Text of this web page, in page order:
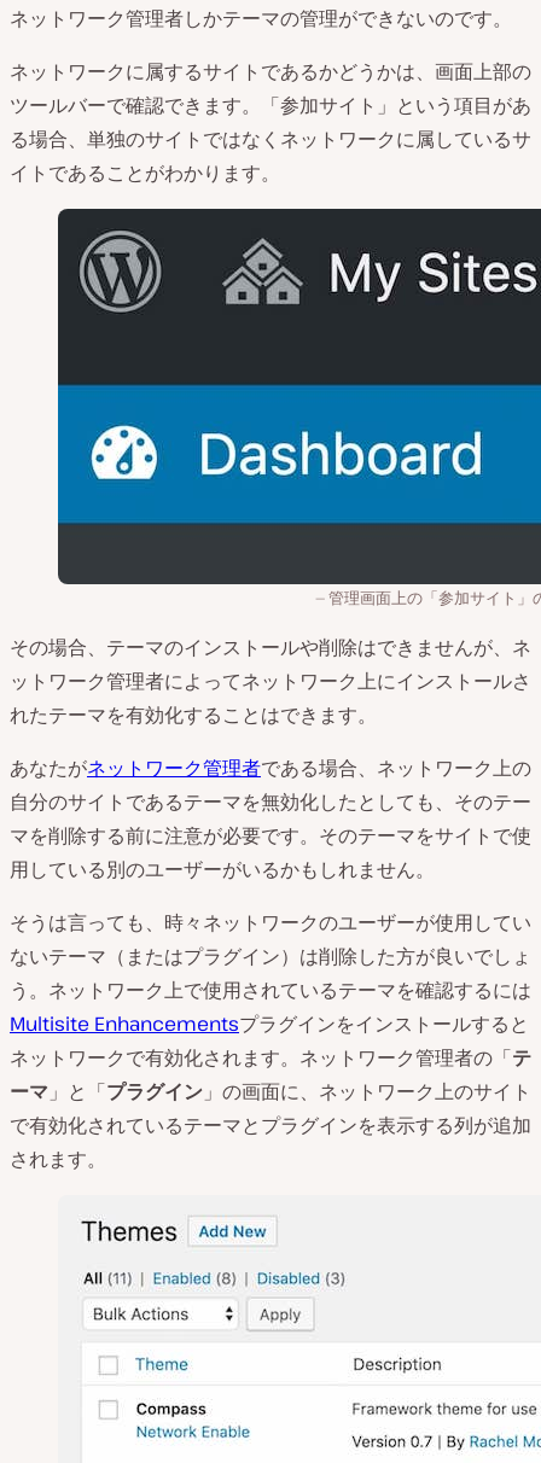
ネットワーク管理者しかテーマの管理ができないのです。
ネットワークに属するサイトであるかどうかは、画面上部の
ツールバーで確認できます。「参加サイト」という項目があ
る場合、単独のサイトではなくネットワークに属しているサ
イトであることがわかります。
管理画面上の「参加サイト」
その場合、テーマのインストールや削除はできませんが、ネ
ットワーク管理者によってネットワーク上にインストールさ
れたテーマを有効化することはできます。
あなたがネットワーク管理者である場合、ネットワーク上の
自分のサイトであるテーマを無効化したとしても、そのテー
マを削除する前に注意が必要です。そのテーマをサイトで使
用している別のユーザーがいるかもしれません。
そうは言っても、時々ネットワークのユーザーが使用してい
ないテーマ（またはプラグイン）は削除した方が良いでしょ
う。ネットワーク上で使用されているテーマを確認するには
Multisite Enhancementsプラグインをインストールすると
ネットワークで有効化されます。ネットワーク管理者の「テ
ーマ 」と「プラグイン 」の画面に、ネットワーク上のサイト
で有効化されているテーマとプラグインを表示する列が追加
されます。